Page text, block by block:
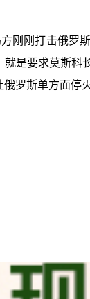
刚刚打击俄罗
就是要求莫斯科
罗斯单方面停